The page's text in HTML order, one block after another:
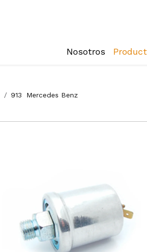
Nosotros
913 Mercedes Benz